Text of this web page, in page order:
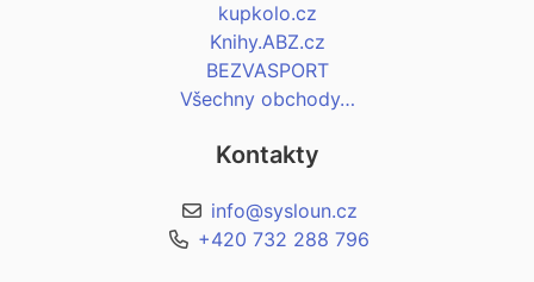
kupkolo.cz
Knihy.ABZ.cz
BEZVASPORT
Všechny obchody…
Kontakty
info@sysloun.cz
+420 732 288 796